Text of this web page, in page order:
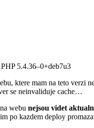
5.4.36–0+deb7u3
ktere mam na teto verzi
se neinvaliduje cache…
webu nejsou videt
po kazdem deploy